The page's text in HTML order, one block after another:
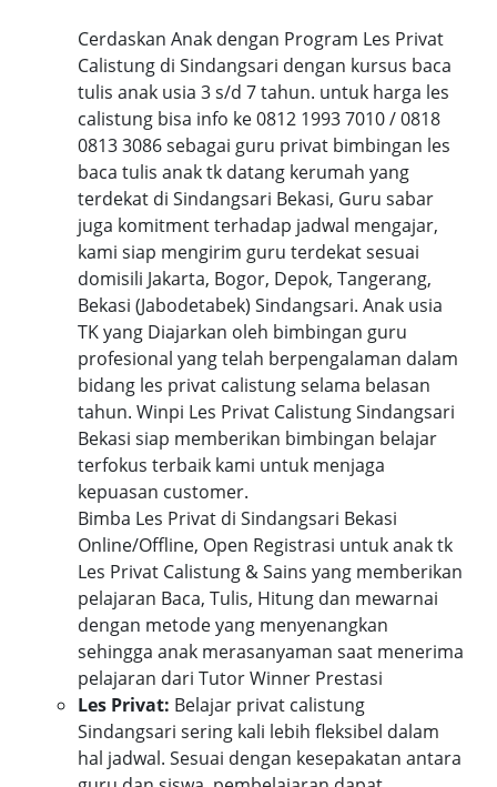
Cerdaskan Anak dengan Program Les Privat
Calistung di Sindangsari dengan kursus baca
tulis anak usia 3 s/d 7 tahun. untuk harga les
calistung bisa info ke 0812 1993 7010 / 0818
0813 3086 sebagai guru privat bimbingan les
baca tulis anak tk datang kerumah yang
terdekat di Sindangsari Bekasi, Guru sabar
juga komitment terhadap jadwal mengajar,
kami siap mengirim guru terdekat sesuai
domisili Jakarta, Bogor, Depok, Tangerang,
Bekasi (Jabodetabek) Sindangsari. Anak usia
TK yang Diajarkan oleh bimbingan guru
profesional yang telah berpengalaman dalam
bidang les privat calistung selama belasan
tahun. Winpi Les Privat Calistung Sindangsari
Bekasi siap memberikan bimbingan belajar
terfokus terbaik kami untuk menjaga
kepuasan customer.
Bimba Les Privat di Sindangsari Bekasi
Online/Offline, Open Registrasi untuk anak tk
Les Privat Calistung & Sains yang memberikan
pelajaran Baca, Tulis, Hitung dan mewarnai
dengan metode yang menyenangkan
sehingga anak merasanyaman saat menerima
pelajaran dari Tutor Winner Prestasi
Les Privat: Belajar privat calistung
Sindangsari sering kali lebih fleksibel dalam
hal jadwal. Sesuai dengan kesepakatan antara